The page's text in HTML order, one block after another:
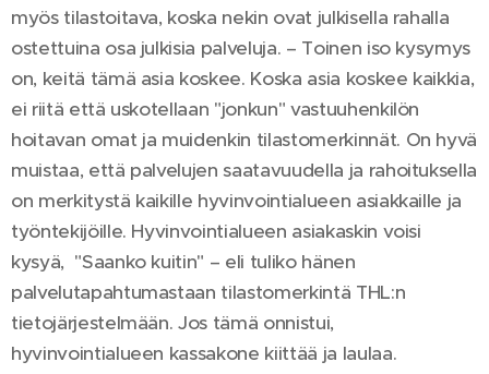
myös tilastoitava, koska nekin ovat julkisella rahalla
ostettuina osa julkisia palveluja. – Toinen iso kysymys
on, keitä tämä asia koskee. Koska asia koskee kaikkia,
ei riitä että uskotellaan "jonkun" vastuuhenkilön
hoitavan omat ja muidenkin tilastomerkinnät. On hyvä
muistaa, että palvelujen saatavuudella ja rahoituksella
on merkitystä kaikille hyvinvointialueen asiakkaille ja
työntekijöille. Hyvinvointialueen asiakaskin voisi
kysyä, "Saanko kuitin" – eli tuliko hänen
palvelutapahtumastaan tilastomerkintä THL:n
tietojärjestelmään. Jos tämä onnistui,
hyvinvointialueen kassakone kiittää ja laulaa.